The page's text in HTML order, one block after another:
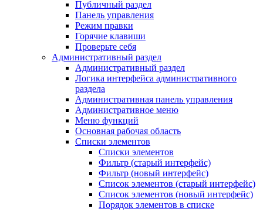
Публичный раздел
Панель управления
Режим правки
Горячие клавиши
Проверьте себя
Административный раздел
Административный раздел
Логика интерфейса административного
раздела
Административная панель управления
Административное меню
Меню функций
Основная рабочая область
Списки элементов
Списки элементов
Фильтр (старый интерфейс)
Фильтр (новый интерфейс)
Список элементов (старый интерфейс)
Список элементов (новый интерфейс)
Порядок элементов в списке